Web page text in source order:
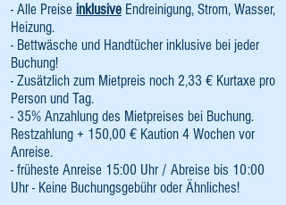
- Alle Preise inklusive Endreinigung, Strom, Wasser,
Heizung.
- Bettwäsche und Handtücher inklusive bei jeder
Buchung!
- Zusätzlich zum Mietpreis noch 2,33 € Kurtaxe pro
Person und Tag.
- 35% Anzahlung des Mietpreises bei Buchung.
Restzahlung + 150,00 € Kaution 4 Wochen vor
Anreise.
- früheste Anreise 15:00 Uhr / Abreise bis 10:00
Uhr - Keine Buchungsgebühr oder Ähnliches!